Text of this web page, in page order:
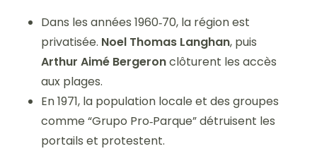
Dans les années 1960‑70, la région est
privatisée. Noel Thomas Langhan, puis
Arthur Aimé Bergeronclôturent les accès
aux plages.
En 1971, la population locale et des groupes
comme “Grupo Pro‑Parque” détruisent les
portails et protestent.